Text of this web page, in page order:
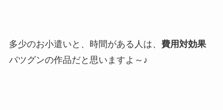
多少のお小遣いと、時間がある人は、 費用対効果
バツグンの作品だと思いますよ～♪